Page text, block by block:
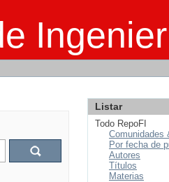
Listar
Todo RepoFI
Comunidades
Por fecha de
Autores
Títulos
Materias